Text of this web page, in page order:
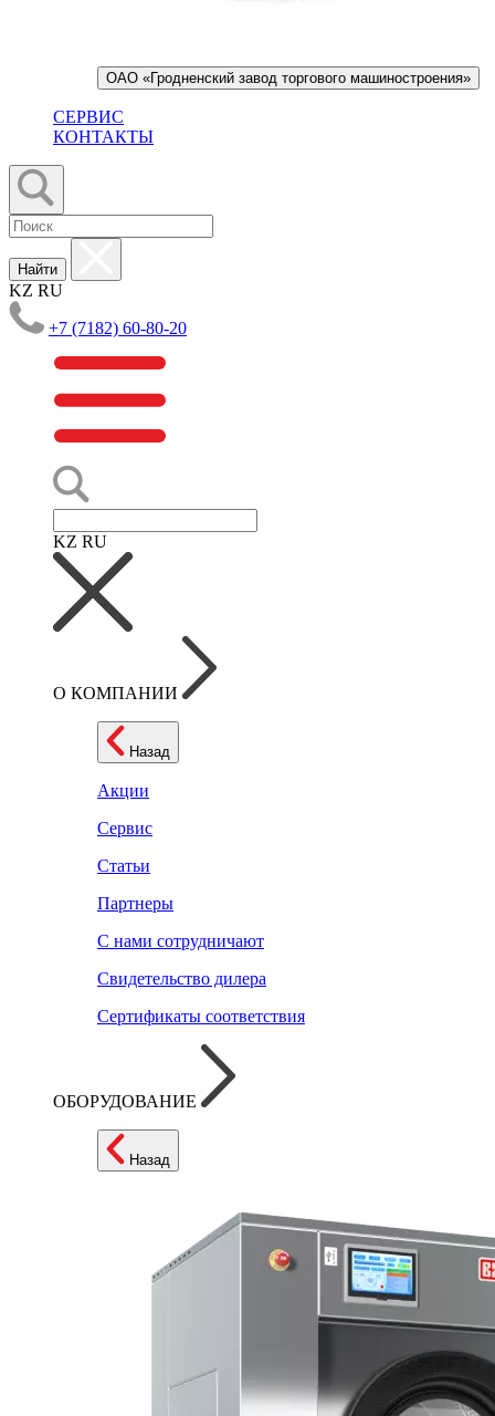
ОАО «Гродненский завод торгового машиностроения»
СЕРВИС
КОНТАКТЫ
Найти
KZ RU
+7 (7182) 60-80-20
KZ RU
О КОМПАНИИ
Назад
Акции
Сервис
Статьи
Партнеры
С нами сотрудничают
Свидетельство дилера
Сертификаты соответствия
ОБОРУДОВАНИЕ
Назад